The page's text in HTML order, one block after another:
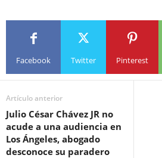
Facebook Twitter Pinterest
Artículo anterior
Julio César Chávez JR no
acude a una audiencia en
Los Ángeles, abogado
desconoce su paradero